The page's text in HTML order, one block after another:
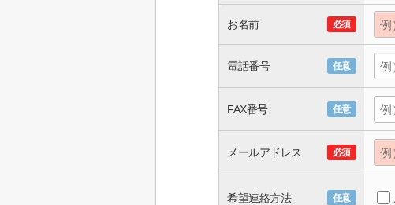
お名前 必須
電話番号 任意
FAX番号 任意
メールアドレス 必須
希望連絡方法 任意